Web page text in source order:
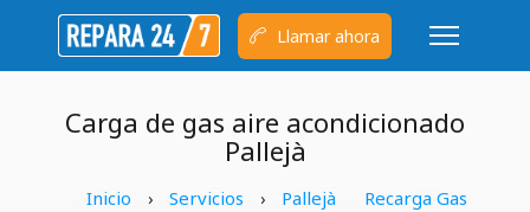
Llamar ahora
Carga de gas aire acondicionado
Pallejà
Inicio › Servicios › Pallejà Recarga Gas